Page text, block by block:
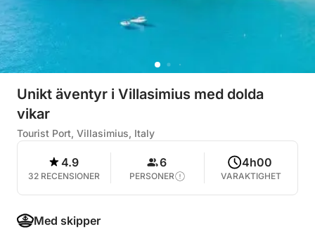
Unikt äventyr i Villasimius med dolda
vikar
Tourist Port, Villasimius, Italy
4.9
32 RECENSIONER
6
PERSONER
4h00
VARAKTIGHET
Med skipper